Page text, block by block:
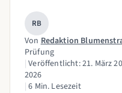
RB
VonRedaktion
Prüfung
Veröffentlicht:21. März
2026
6 Min. Lesezeit